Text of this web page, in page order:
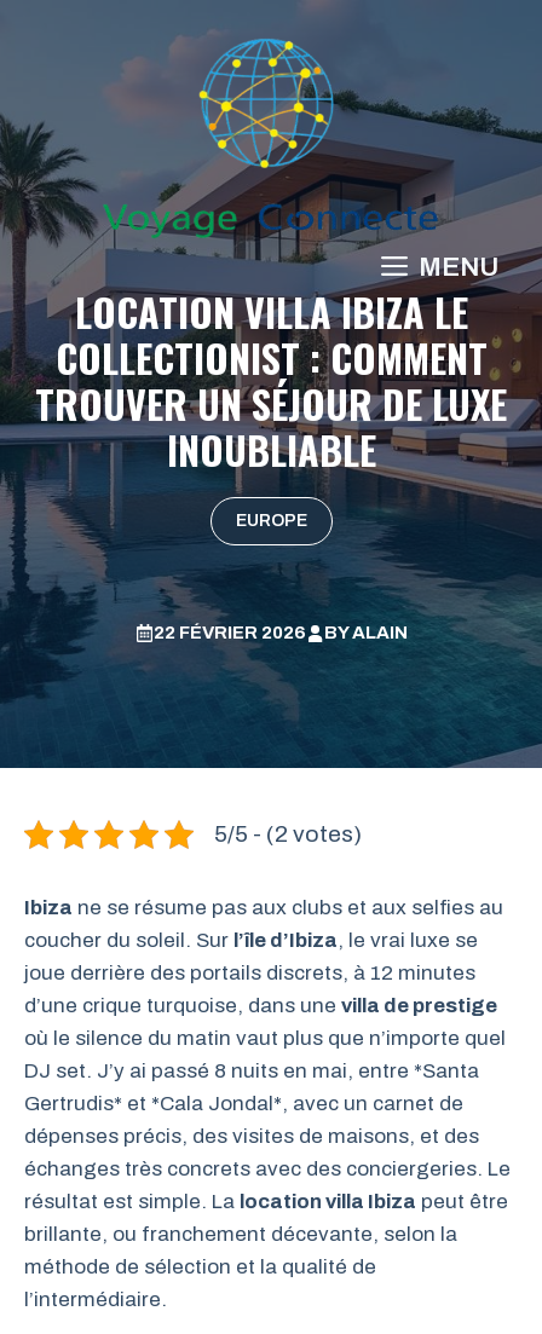
MENU
LOCATION VILLA IBIZA LE
COLLECTIONIST : COMMENT
TROUVER UN SÉJOUR DE LUXE
INOUBLIABLE
EUROPE
22 FÉVRIER 2026 BYALAIN
5/5 - (2 votes)
Ibiza ne se résume pas aux clubs et aux selfies au
coucher du soleil. Sur l’île d’Ibiza, le vrai luxe se
joue derrière des portails discrets, à 12 minutes
d’une crique turquoise, dans une villa de prestige
où le silence du matin vaut plus que n’importe quel
DJ set. J’y ai passé 8 nuits en mai, entre *Santa
Gertrudis* et *Cala Jondal*, avec un carnet de
dépenses précis, des visites de maisons, et des
échanges très concrets avec des conciergeries. Le
résultat est simple. La location villa Ibiza peut être
brillante, ou franchement décevante, selon la
méthode de sélection et la qualité de
l’intermédiaire.